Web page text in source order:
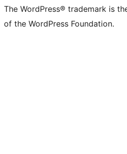
The WordPress® trademark is
of the WordPress Foundation.